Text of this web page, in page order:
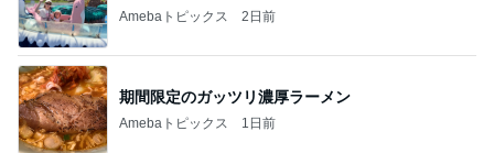
Amebaトピックス 2日前
期間限定のガッツリ濃厚ラーメン
Amebaトピックス 1日前